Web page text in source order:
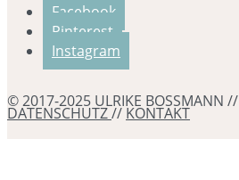
Facebook
Pinterest
Instagram
© 2017-2025 ULRIKE BOSSMANN //
DATENSCHUTZ// KONTAKT